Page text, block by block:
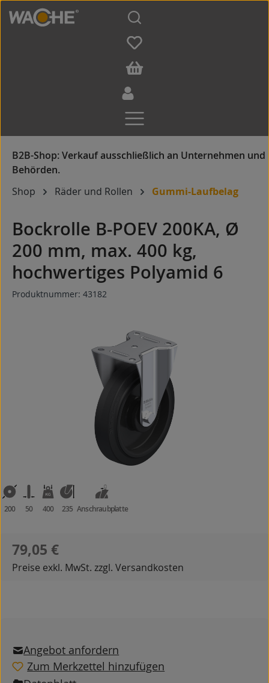
Zum Hauptinhalt springen
Shop Räder und Rollen Gummi-Laufbelag
Bockrolle B-POEV 200KA, Ø
200 mm, max. 400 kg,
hochwertiges Polyamid 6
Produktnummer: 43182
200 50 400 235 Anschraubplatte
Regulärer Preis:
79,05 €
Preise exkl. MwSt. zzgl. Versandkosten
Angebot anfordern
Zum Merkzettel hinzufügen